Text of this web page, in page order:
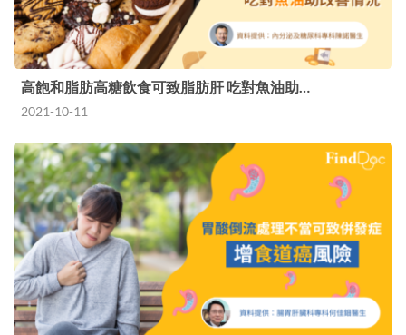
高飽和脂肪高糖飲食可致脂肪肝 吃對魚油助…
2021-10-11